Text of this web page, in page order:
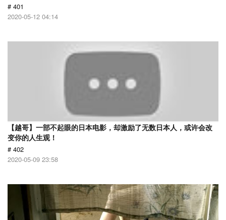
# 401
2020-05-12 04:14
【越哥】一部不起眼的日本电影，却激励了无数日本人，或许会改
变你的人生观！
# 402
2020-05-09 23:58